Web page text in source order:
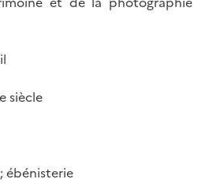
siècle
ébénisterie